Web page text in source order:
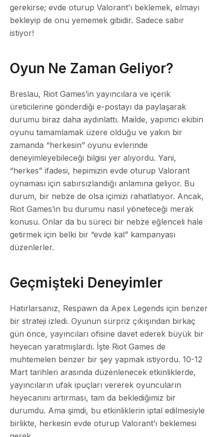
gerekirse; evde oturup Valorant’ı beklemek, elmayı
bekleyip de onu yememek gibidir. Sadece sabır
istiyor!
Oyun Ne Zaman Geliyor?
Breslau, Riot Games’in yayıncılara ve içerik
üreticilerine gönderdiği e-postayı da paylaşarak
durumu biraz daha aydınlattı. Mailde, yapımcı ekibin
oyunu tamamlamak üzere olduğu ve yakın bir
zamanda “herkesin” oyunu evlerinde
deneyimleyebileceği bilgisi yer alıyordu. Yani,
“herkes” ifadesi, hepimizin evde oturup Valorant
oynaması için sabırsızlandığı anlamına geliyor. Bu
durum, bir nebze de olsa içimizi rahatlatıyor. Ancak,
Riot Games’in bu durumu nasıl yöneteceği merak
konusu. Onlar da bu süreci bir nebze eğlenceli hale
getirmek için belki bir “evde kal” kampanyası
düzenlerler.
Geçmişteki Deneyimler
Hatırlarsanız, Respawn da Apex Legends için benzer
bir strateji izledi. Oyunun sürpriz çıkışından birkaç
gün önce, yayıncıları ofisine davet ederek büyük bir
heyecan yaratmışlardı. İşte Riot Games de
muhtemelen benzer bir şey yapmak istiyordu. 10-12
Mart tarihleri arasında düzenlenecek etkinliklerde,
yayıncıların ufak ipuçları vererek oyuncuların
heyecanını artırması, tam da beklediğimiz bir
durumdu. Ama şimdi, bu etkinliklerin iptal edilmesiyle
birlikte, herkesin evde oturup Valorant’ı beklemesi